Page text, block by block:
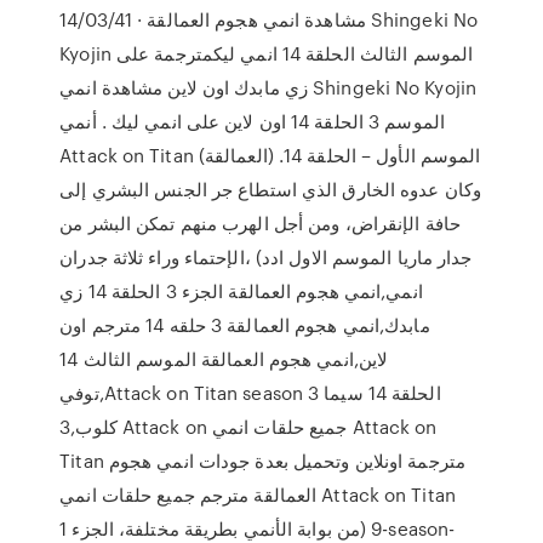
14/03/41 · مشاهدة انمي هجوم العمالقة Shingeki No
Kyojin الموسم الثالث الحلقة 14 انمي ليكمترجمة على
زي مابدك اون لاين مشاهدة انمي Shingeki No Kyojin
الموسم 3 الحلقة 14 اون لاين على انمي ليك . أنمي
Attack on Titan الموسم الأول – الحلقة 14. (العمالقة)
وكان عدوه الخارق الذي استطاع جر الجنس البشري إلى
حافة الإنقراض، ومن أجل الهرب منهم تمكن البشر من
الإحتماء وراء ثلاثة جدران، (جدار ماريا الموسم الاول ادد
انمي,انمي هجوم العمالقة الجزء 3 الحلقة 14 زي
مابدك,انمي هجوم العمالقة 3 حلقه 14 مترجم اون
لاين,انمي هجوم العمالقة الموسم الثالث 14
توفي,Attack on Titan season 3 الحلقة 14 سيما
كلوب,3 Attack on جميع حلقات انمي Attack on
Titan مترجمة اونلاين وتحميل بعدة جودات انمي هجوم
العمالقة مترجم جميع حلقات انمي Attack on Titan
من بوابة الأنمي بطريقة مختلفة، الجزء 1) 9-season-